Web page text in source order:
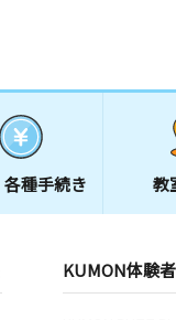
各種手続き 教
KUMON体験